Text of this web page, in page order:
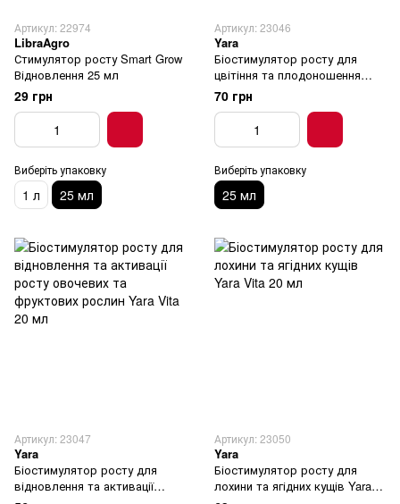
Артикул: 22974
LibraAgro
Стимулятор росту Smart Grow
Відновлення 25 мл
29 грн
Виберіть упаковку
1 л 25 мл
Артикул: 23046
Yara
Біостимулятор росту для
цвітіння та плодоношення
овочі, фрукти, ягоди Yara Vita
25 мл
70 грн
Виберіть упаковку
25 мл
Артикул: 23047
Yara
Біостимулятор росту для
відновлення та активації
Артикул: 23050
Yara
Біостимулятор росту для
лохини та ягідних кущів Yara